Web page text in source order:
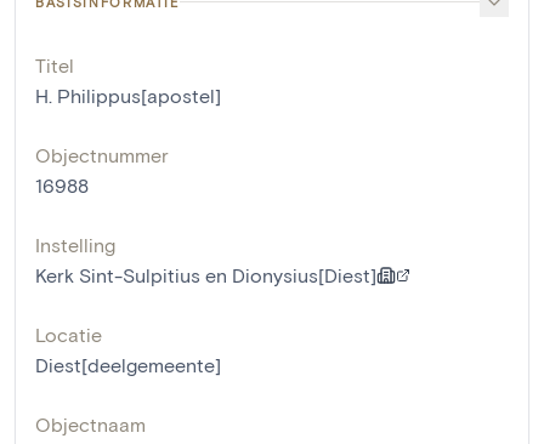
Titel
H. Philippus[apostel]
Objectnummer
16988
Instelling
Kerk Sint-Sulpitius en Dionysius[Diest]
Locatie
Diest[deelgemeente]
Objectnaam